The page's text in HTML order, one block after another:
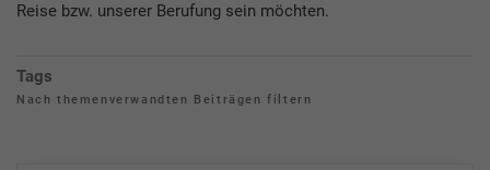
Reise bzw. unserer Berufung sein möchten.
Tags
Nach themenverwandten Beiträgen filtern